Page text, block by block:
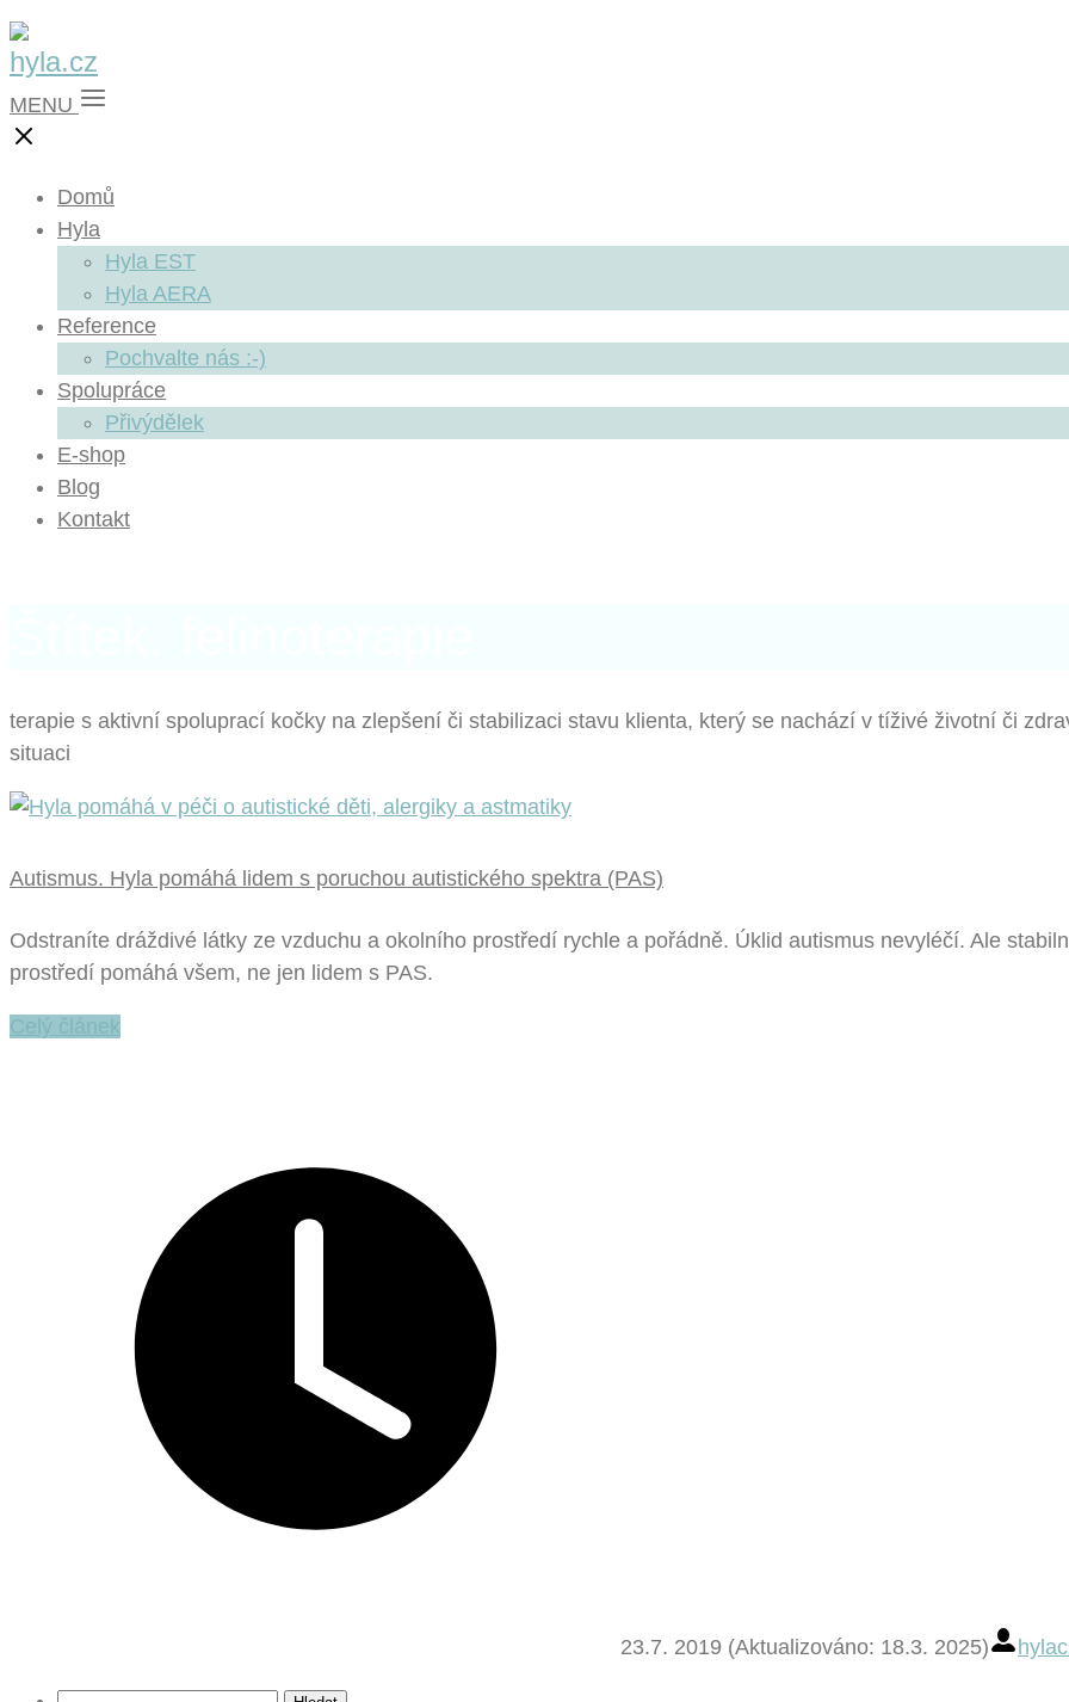
MENU
Domů
Hyla
Hyla EST
Hyla AERA
Reference
Pochvalte nás :-)
Spolupráce
Přivýdělek
E-shop
Blog
Kontakt
terapie s aktivní spoluprací kočky na zlepšení či stabilizaci stavu klienta, který se nachází v tíživé životní či
situaci
Autismus. Hyla pomáhá lidem s poruchou autistického spektra (PAS)
Odstraníte dráždivé látky ze vzduchu a okolního prostředí rychle a pořádně. Úklid autismus nevyléčí. Ale
prostředí pomáhá všem, ne jen lidem s PAS.
Celý článek
23.7. 2019 (Aktualizováno: 18.3. 2025)